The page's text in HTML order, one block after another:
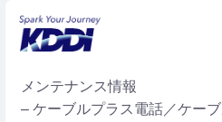
メンテナンス情報
– ケーブルプラス電話／ケー